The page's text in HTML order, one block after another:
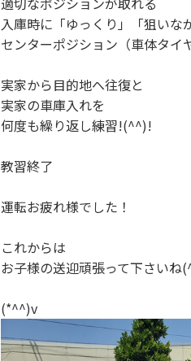
入庫時に「ゆっくり」「狙いな
センターポジション（車体タイ
実家から目的地へ往復と
実家の車庫入れを
何度も繰り返し練習!(^^)!
教習終了
運転お疲れ様でした！
これからは
お子様の送迎頑張って下さいね
(*^^)v